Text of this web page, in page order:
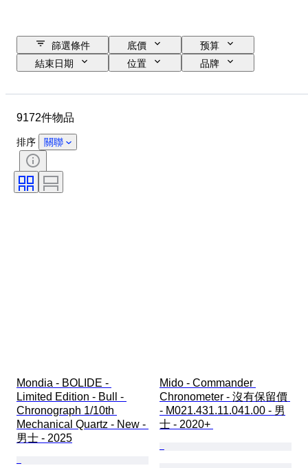
篩選條件 底價
预算
結束日期
位置
品牌
狀態
證明
錶芯
電力儲備
汽車用品類型
9172件物品
排序 關聯
Mondia - BOLIDE -
Limited Edition - Bull -
Chronograph 1/10th
Mechanical Quartz - New -
男士 - 2025
Mido - Commander
Chronometer - 沒有保留價
- M021.431.11.041.00 - 男
士 - 2020+